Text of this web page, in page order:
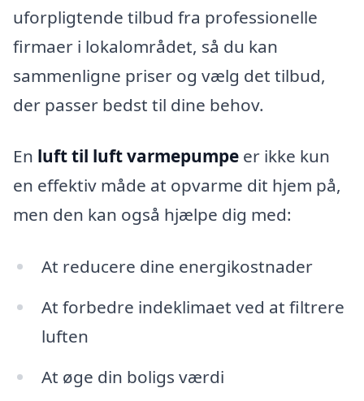
uforpligtende tilbud fra professionelle
firmaer i lokalområdet, så du kan
sammenligne priser og vælg det tilbud,
der passer bedst til dine behov.
En luft til luft varmepumpe er ikke kun
en effektiv måde at opvarme dit hjem på,
men den kan også hjælpe dig med:
At reducere dine energikostnader
At forbedre indeklimaet ved at filtrere
luften
At øge din boligs værdi